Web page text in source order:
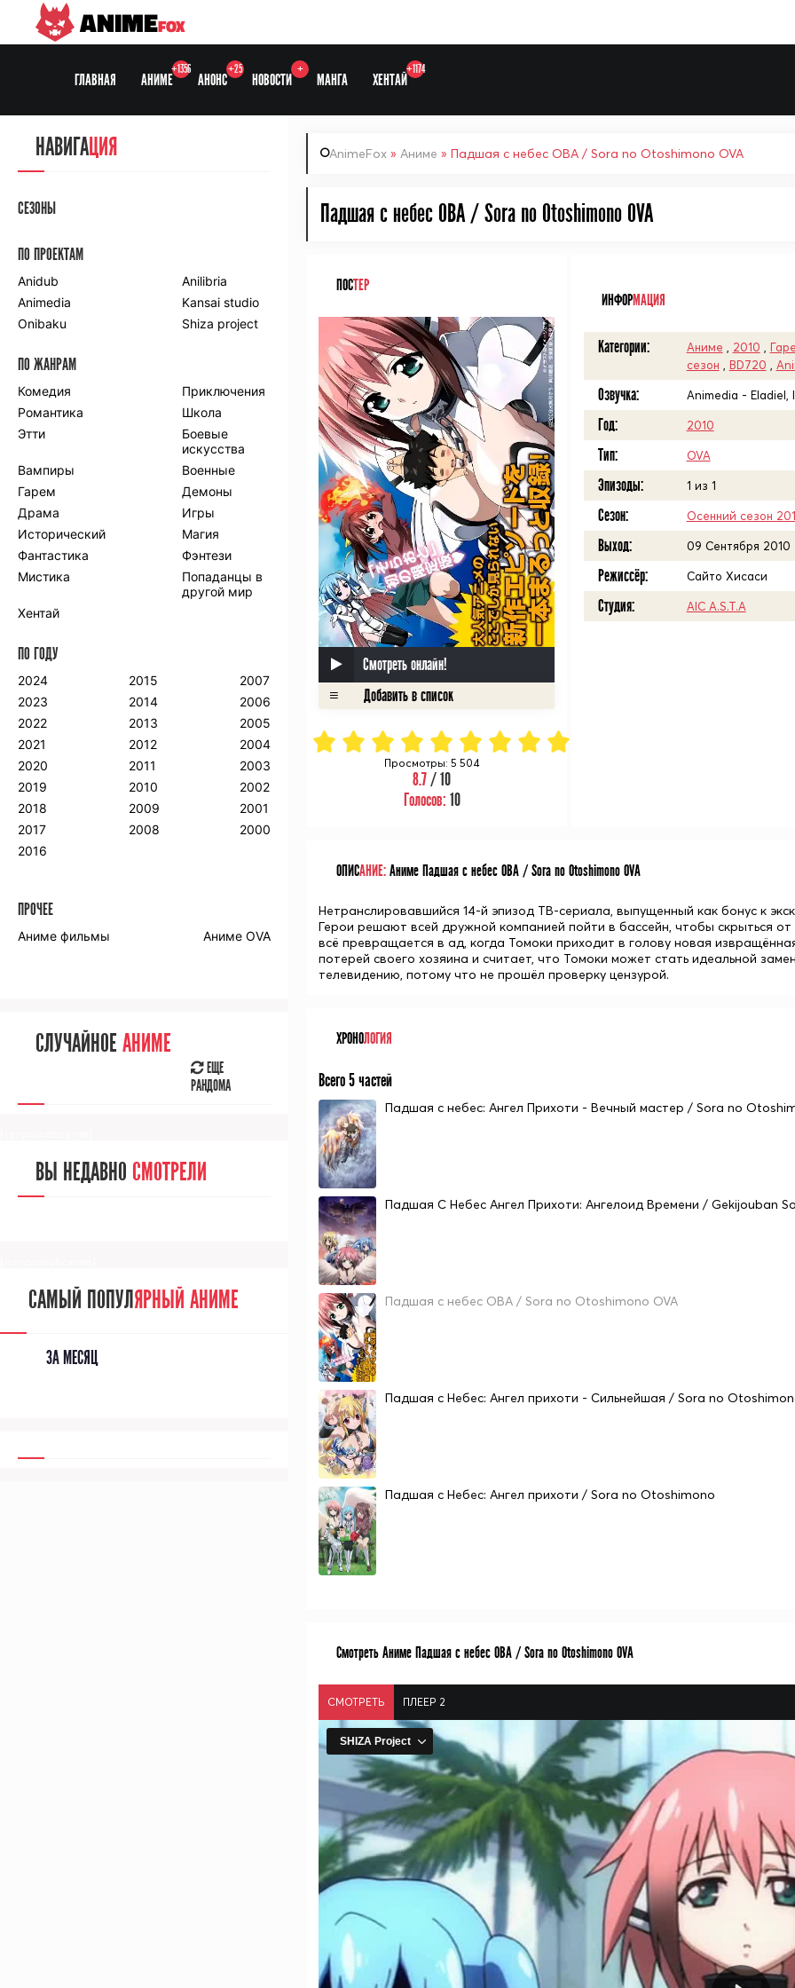
ANIMEFOX
ГЛАВНАЯ АНИМЕ
+1356
АНОНС
+25
НОВОСТИ
+
МАНГА ХЕНТАЙ
+1174
AnimeFox » Аниме » Падшая с небес ОВА / Sora no Otoshimono OVA
Падшая с небес ОВА / Sora no Otoshimono OVA
ПОСТЕР
Смотреть онлайн!
Просмотры: 5 504
8.7/ 10
Голосов: 10
ИНФОРМАЦИЯ
Категории: Аниме 2010
сезон
BD720
Озвучка: Animedia - Eladiel,
Год: 2010
Тип: OVA
Эпизоды: 1 из 1
Сезон: Осенний сезон
Выход: 09 Сентября 2010
Режиссёр: Сайто Хисаси
Студия: AIC A.S.T.A
ОПИСАНИЕ:Аниме Падшая с небес ОВА / Sora no Otoshimono OVA
Нетранслировавшийся 14-й эпизод ТВ-сериала, выпущенный как бонус к
Герои решают всей дружной компанией пойти в бассейн, чтобы скрыться
всё превращается в ад, когда Томоки приходит в голову новая
потерей своего хозяина и считает, что Томоки может стать идеальной
телевидению, потому что не прошёл проверку цензурой.
ХРОНОЛОГИЯ
Всего 5 частей
Падшая с небес: Ангел Прихоти - Вечный мастер / Sora no
Падшая С Небес Ангел Прихоти: Ангелоид Времени / Gekijouban
Падшая с небес ОВА / Sora no Otoshimono OVA
Падшая с Небес: Ангел прихоти - Сильнейшая / Sora no
Падшая с Небес: Ангел прихоти / Sora no Otoshimono
Смотреть Аниме Падшая с небес ОВА / Sora no Otoshimono OVA
СМОТРЕТЬ ПЛЕЕР 2
НАВИГАЦИЯ
СЕЗОНЫ
ПО ПРОЕКТАМ
Anidub
Anilibria
Animedia
Kansai studio
Onibaku
Shiza project
ПО ЖАНРАМ
Комедия
Приключения
Романтика
Школа
Этти
Боевые
искусства
Вампиры
Военные
Гарем
Демоны
Драма
Игры
Исторический
Магия
Фантастика
Фэнтези
Мистика
Попаданцы в
другой мир
Хентай
ПО ГОДУ
2024
2023
2022
2021
2020
2019
2018
2017
2016
2015
2014
2013
2012
2011
2010
2009
2008
2007
2006
2005
2004
2003
2002
2001
2000
ПРОЧЕЕ
Аниме фильмы Аниме OVA
СЛУЧАЙНОЕ АНИМЕ
ЕЩЕ
РАНДОМА
ВЫ НЕДАВНО СМОТРЕЛИ
САМЫЙ ПОПУЛЯРНЫЙ АНИМЕ
ЗА МЕСЯЦ